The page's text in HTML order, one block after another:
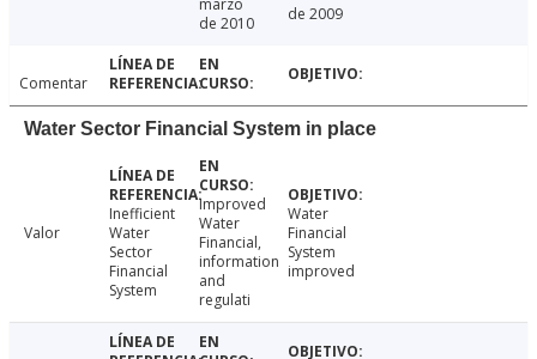
marzo
de 2010
de 2009
Comentar
Water Sector Financial System in place
Valor
Inefficient
Water
Sector
Financial
System
Improved
Water
Financial,
information
and
regulati
Water
Financial
System
improved